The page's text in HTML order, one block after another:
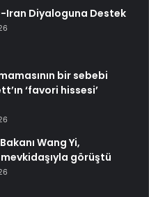
Iran Diyaloguna Destek
bir sebebi
‘favori hissesi’
Wang Yi,
görüştü